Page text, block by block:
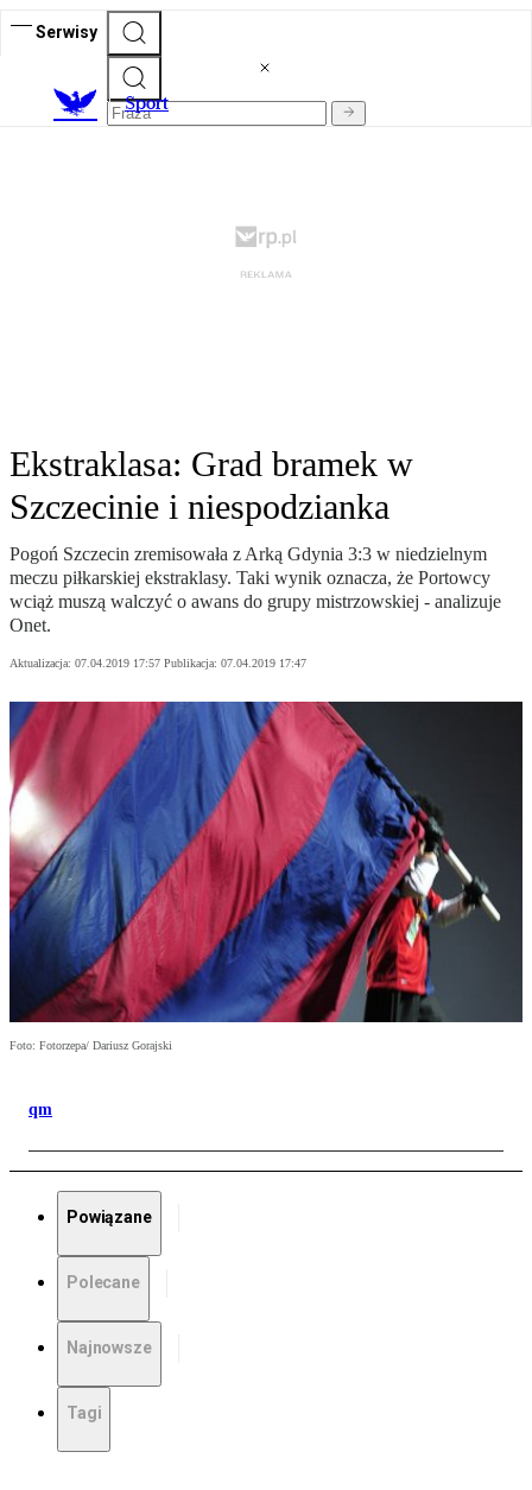
Serwisy
Sport
Ekstraklasa: Grad bramek w
Szczecinie i niespodzianka
Pogoń Szczecin zremisowała z Arką Gdynia 3:3 w niedzielnym
meczu piłkarskiej ekstraklasy. Taki wynik oznacza, że Portowcy
wciąż muszą walczyć o awans do grupy mistrzowskiej - analizuje
Onet.
Aktualizacja: 07.04.2019 17:57 Publikacja: 07.04.2019 17:47
Foto: Fotorzepa/ Dariusz Gorajski
qm
Powiązane
Polecane
Najnowsze
Tagi